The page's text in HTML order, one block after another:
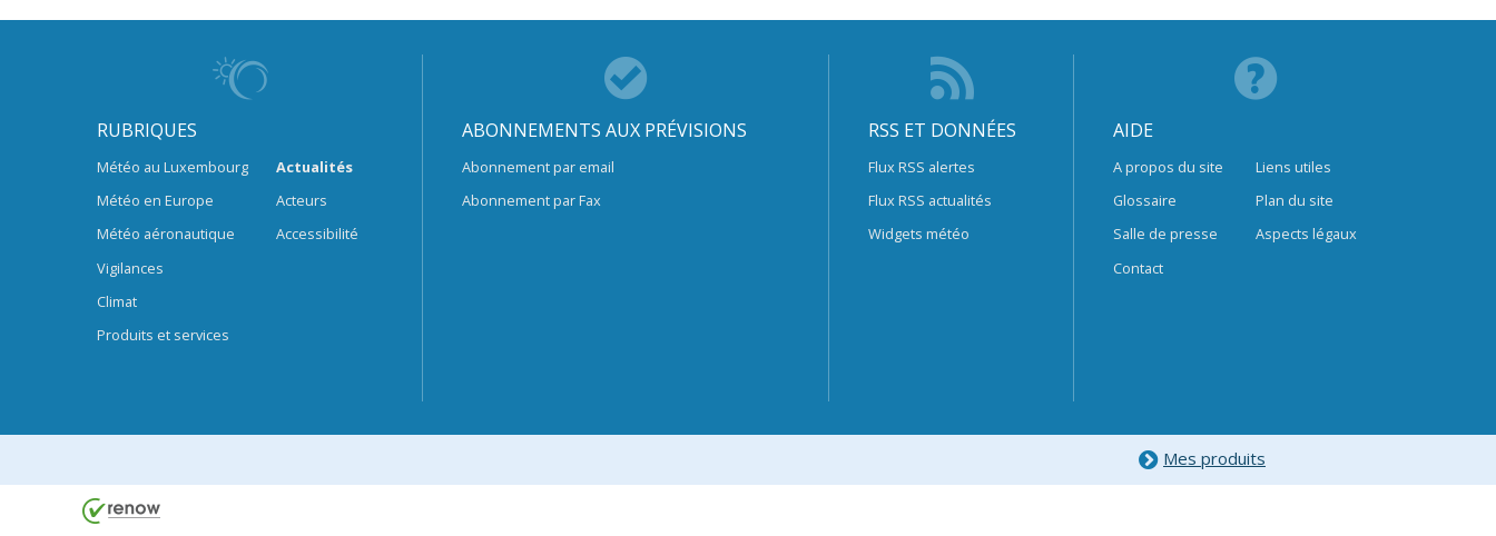
RUBRIQUES
Météo au Luxembourg
Météo en Europe
Météo aéronautique
Vigilances
Climat
Produits et services
Actualités
Acteurs
Accessibilité
ABONNEMENTS AUX PRÉVISIONS
Abonnement par email
Abonnement par Fax
RSS ET DONNÉES
Flux RSS alertes
Flux RSS actualités
Widgets météo
AIDE
A propos du site
Glossaire
Salle de presse
Contact
Liens utiles
Plan du site
Aspects légaux
Mes produits